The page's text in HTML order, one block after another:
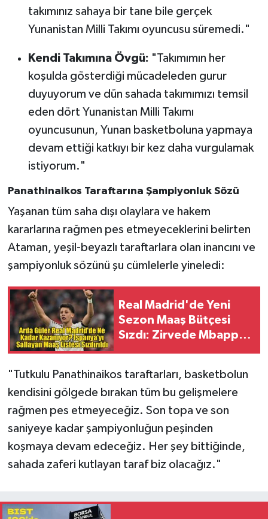
takımınız sahaya bir tane bile gerçek
Yunanistan Milli Takımı oyuncusu süremedi."
Kendi Takımına Övgü: "Takımımın her
koşulda gösterdiği mücadeleden gurur
duyuyorum ve dün sahada takımımızı temsil
eden dört Yunanistan Milli Takımı
oyuncusunun, Yunan basketboluna yapmaya
devam ettiği katkıyı bir kez daha vurgulamak
istiyorum."
Panathinaikos Taraftarına Şampiyonluk Sözü
Yaşanan tüm saha dışı olaylara ve hakem
kararlarına rağmen pes etmeyeceklerini belirten
Ataman, yeşil-beyazlı taraftarlara olan inancını ve
şampiyonluk sözünü şu cümlelerle yineledi:
Real Madrid'de Yeni
Sezon Maaş Bütçesi
Sızdı: Zirvede Mbappe,
"Tutkulu Panathinaikos taraftarları, basketbolun
kendisini gölgede bırakan tüm bu gelişmelere
rağmen pes etmeyeceğiz. Son topa ve son
saniyeye kadar şampiyonluğun peşinden
koşmaya devam edeceğiz. Her şey bittiğinde,
sahada zaferi kutlayan taraf biz olacağız."